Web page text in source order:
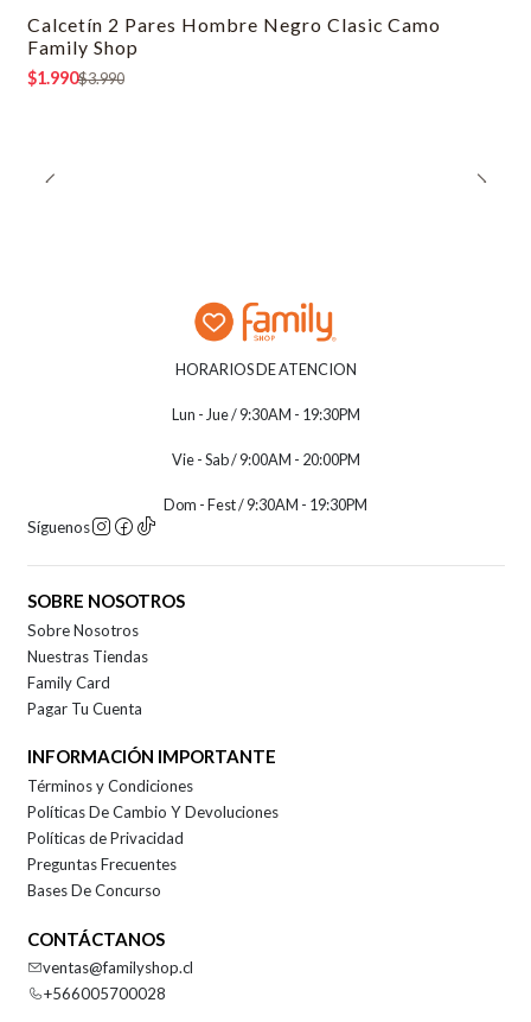
-50% OFF
Calcetín 2 Pares Hombre Negro Clasic Camo
Family Shop
$1.990$3.990
HORARIOS DE ATENCION
Lun - Jue / 9:30AM - 19:30PM
Vie - Sab / 9:00AM - 20:00PM
Dom - Fest / 9:30AM - 19:30PM
Síguenos
SOBRE NOSOTROS
Sobre Nosotros
Nuestras Tiendas
Family Card
Pagar Tu Cuenta
INFORMACIÓN IMPORTANTE
Términos y Condiciones
Políticas De Cambio Y Devoluciones
Políticas de Privacidad
Preguntas Frecuentes
Bases De Concurso
CONTÁCTANOS
ventas@familyshop.cl
+566005700028